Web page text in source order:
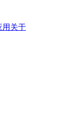
用关于